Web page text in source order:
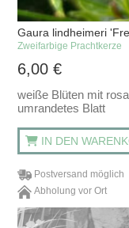
Gaura lindheimeri
Zweifarbige Prachtkerze
6,00€
weiße Blüten mit
umrandetes Blatt
IN DEN
Postversand möglich
Abholung vor Ort